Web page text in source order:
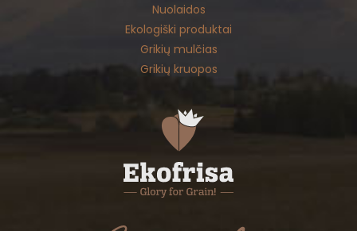
Nuolaidos
Ekologiški produktai
Grikių mulčias
Grikių kruopos